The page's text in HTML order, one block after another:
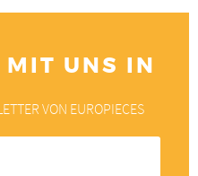
MIT UNS IN
VON EUROPIECES